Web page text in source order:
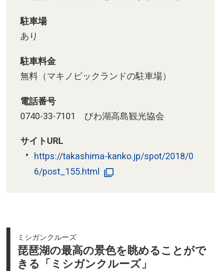
駐車場
あり
駐車料金
無料（マキノピックランドの駐車場）
電話番号
0740-33-7101 びわ湖高島観光協会
サイトURL
https://takashima-kanko.jp/spot/2018/0
6/post_155.html
ミシガンクルーズ
琵琶湖の最高の景色を眺めることがで
きる「ミシガンクルーズ」